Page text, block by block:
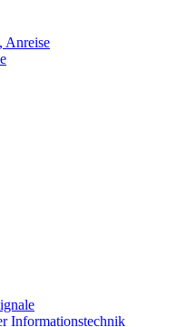
Anreise
Informationstechnik